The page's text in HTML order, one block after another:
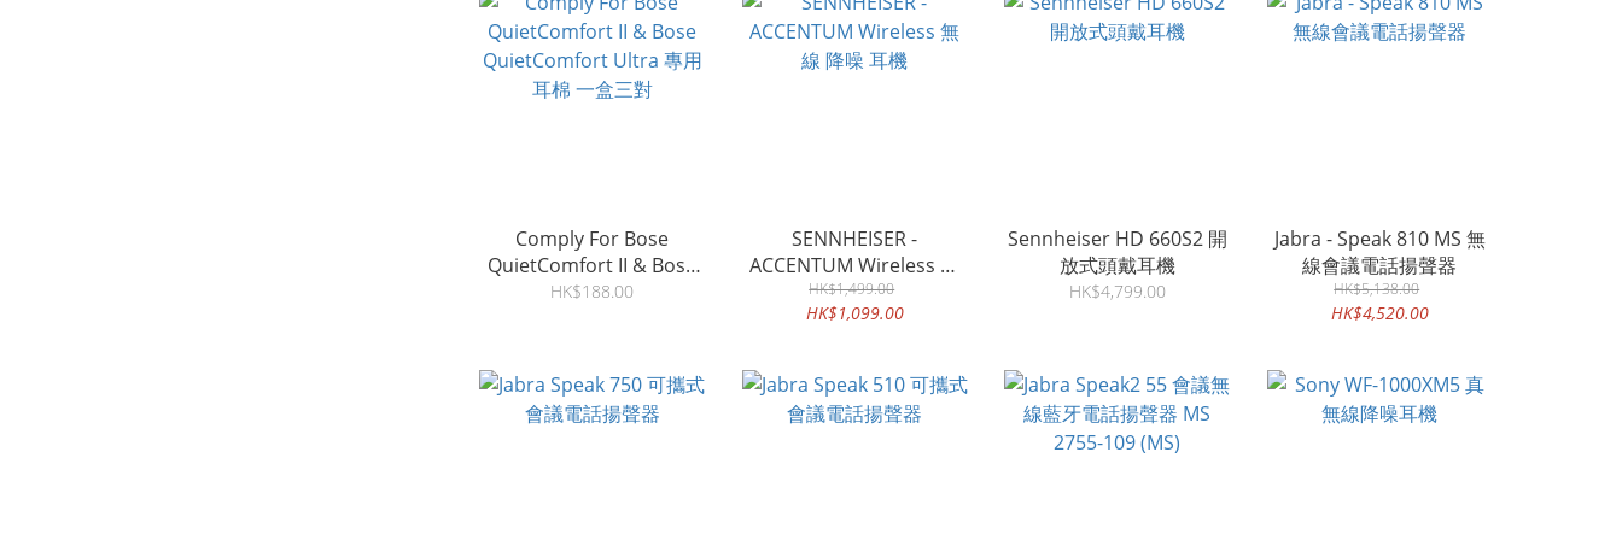
Comply For Bose
QuietComfort II & Bose
QuietComfort Ultra 專用
HK$188.00
SENNHEISER -
ACCENTUM Wireless 無
線 降噪 耳機
HK$1,499.00
HK$1,099.00
Sennheiser HD 660S2 開
放式頭戴耳機
HK$4,799.00
Jabra - Speak 810 MS 無
線會議電話揚聲器
HK$5,138.00
HK$4,520.00